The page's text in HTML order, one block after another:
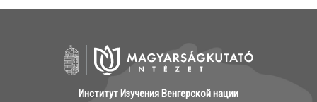
Институт Изучения Венгерской нации